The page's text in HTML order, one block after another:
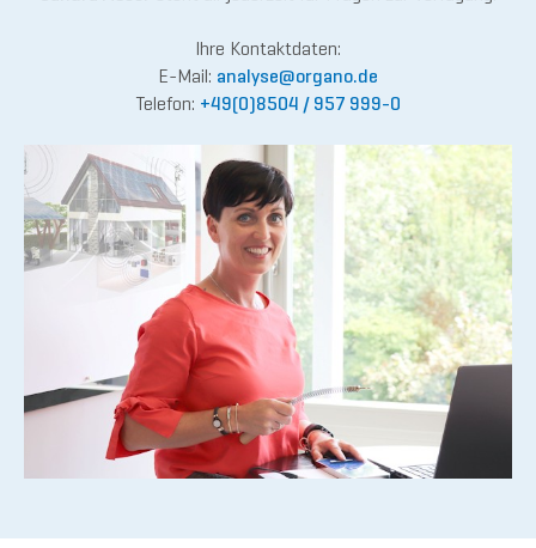
Ihre Kontaktdaten:
E-Mail: analyse@organo.de
Telefon: +49(0)8504 / 957 999-0